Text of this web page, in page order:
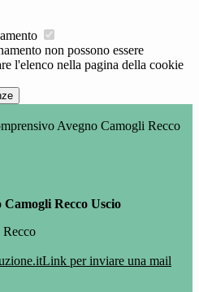
non possono essere
l'elenco nella pagina della cookie
Avegno Camogli Recco
Recco Uscio
Recco
Link per inviare una mail